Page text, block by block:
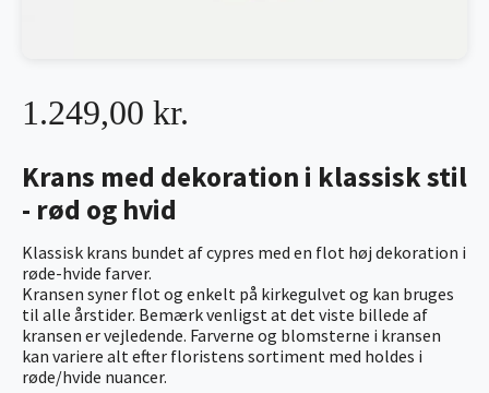
Krans med dekoration i klassisk stil
- rød og hvid
Klassisk krans bundet af cypres med en flot høj dekoration i
røde-hvide farver.
Kransen syner flot og enkelt på kirkegulvet og kan bruges
til alle årstider. Bemærk venligst at det viste billede af
kransen er vejledende. Farverne og blomsterne i kransen
kan variere alt efter floristens sortiment med holdes i
røde/hvide nuancer.
1.249,00 kr.